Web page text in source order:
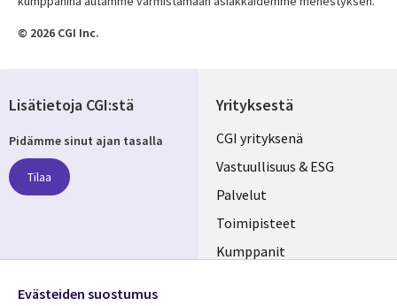
© 2026 CGI Inc.
Yrityksestä
Useful
links
FINLAND
CGI yrityksenä
Vastuullisuus & ESG
Palvelut
Toimipisteet
Kumppanit
Lisätietoja CGI:stä
Pidämme sinut ajan tasalla
Tilaa
Evästeiden suostumus